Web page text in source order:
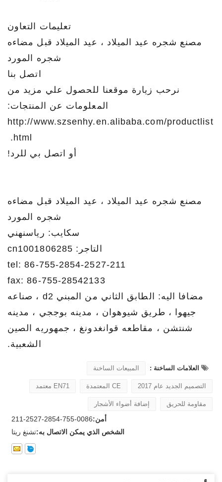
تعليمات التعاون
مصنع شجره عيد الميلاد ، عيد الميلاد قبل مضاءه
شجره المورد
اتصل بنا
نرحب زيارة موقعنا للحصول علي مزيد من
المعلومات عن المنتجات:
http://www.szsenhy.en.alibaba.com/productlist
.html
أو اتصل بي للرد!
مصنع شجره عيد الميلاد ، عيد الميلاد قبل مضاءه
شجره المورد
سكايب: رياسنهني
التاجر: cn1001806285
مضافا اليه: الطابق الثاني من المبني d2 ، صناعه
جيهوا ، طريق شيوهوان ، مدينه بوججي ، مدينه
شنتشن ، مقاطعه قوانغدونغ ، جمهوريه الصين
الشعبية.
العلامات الساخنة : المبيعات الساخنة
التصميم الجديد عام 2017 CE المعتمدة EN71 معتمد
مقاومة للحريق إضافة أضواء الأشجار
أمن:0086-755-2854-2527-211
الشخص الذي يمكن الاتصال به:تشنغ ريتا